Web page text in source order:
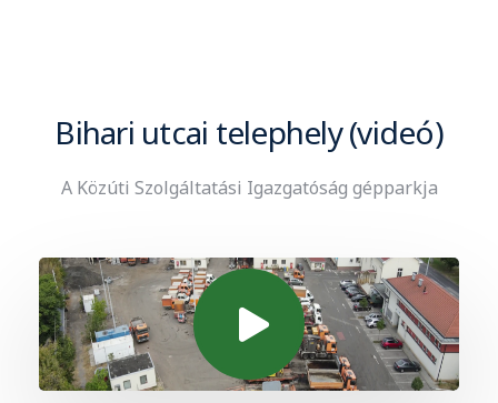
Bihari utcai telephely (videó)
A Közúti Szolgáltatási Igazgatóság gépparkja